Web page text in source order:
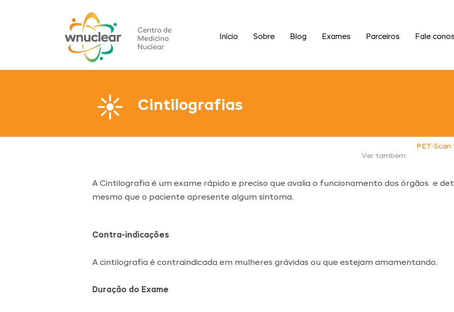
Início Sobre Blog Exames Parceiros Fale
Cintilografias
Ver também:
PET-Scan
A Cintilografia é um exame rápido e preciso que avalia o funcionamento dos órgãos e
mesmo que o paciente apresente algum sintoma.
Contra-indicações
A cintilografia é contraindicada em mulheres grávidas ou que estejam amamentando.
Duração do Exame